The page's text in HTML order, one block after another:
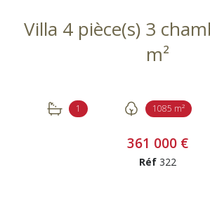
Villa 4 pièce(s) 3 chambre(s) 117
m²
1 1085 m²
361 000 €
Réf 322